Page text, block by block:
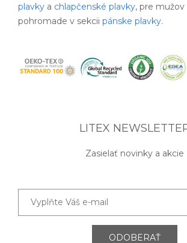
plavky a chlapčenské plavky, pre
pohromade v sekcii pánske plavky.
LITEX
Zasielať novinky a akcie
ODOBERAŤ